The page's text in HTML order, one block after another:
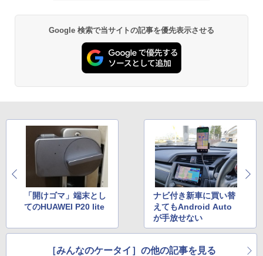
Google 検索で当サイトの記事を優先表示させる
「開けゴマ」端末とし
てのHUAWEI P20 lite
ナビ付き新車に買い替
えてもAndroid Auto
が手放せない
［みんなのケータイ］の他の記事を見る